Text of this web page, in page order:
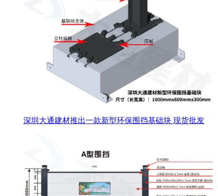
深圳大通建材推出一款新型环保围挡基础块 现货批发